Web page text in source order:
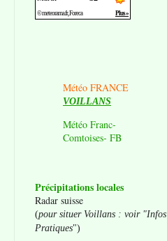
Météo FRANCE
VOILLANS
Météo Franc-
Comtoises- FB
Précipitations locales
Radar suisse
(pour situer Voillans : voir "Infos
Pratiques")